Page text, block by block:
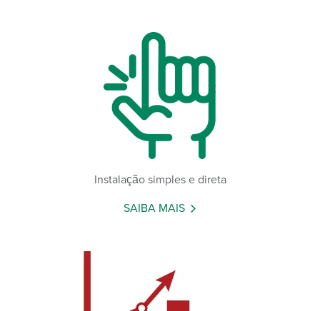
Instalação simples e direta
SAIBA MAIS